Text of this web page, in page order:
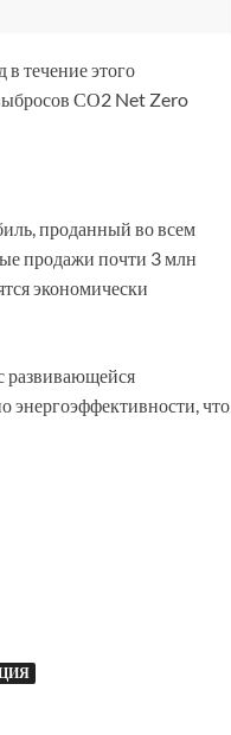
течение этого
СО2 Net Zero
проданный во всем
продажи почти 3 млн
экономически
развивающейся
энергоэффективности, что